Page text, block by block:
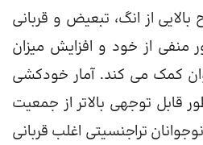
از انگ، تبعیض و قربانی
منفی از خود و افزایش میزان
کمک می کند. آمار خودکشی
قابل توجهی بالاتر از جمعیت
تراجنسیتی اغلب قربانی